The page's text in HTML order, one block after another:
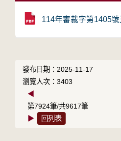
114年審裁字第1405
發布日期：2025-11-17
瀏覽人次：3403
◀
第7924筆/共9617筆
▶
回列表